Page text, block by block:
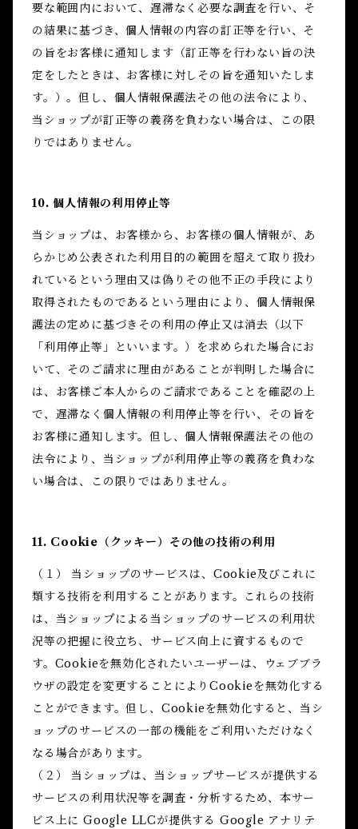
要な範囲内において、遅滞なく必要な調査を行い、そ
の結果に基づき、個人情報の内容の訂正等を行い、そ
の旨をお客様に通知します（訂正等を行わない旨の決
定をしたときは、お客様に対しその旨を通知いたしま
す。）。但し、個人情報保護法その他の法令により、
当ショップが訂正等の義務を負わない場合は、この限
りではありません。
10. 個人情報の利用停止等
当ショップは、お客様から、お客様の個人情報が、あ
らかじめ公表された利用目的の範囲を超えて取り扱わ
れているという理由又は偽りその他不正の手段により
取得されたものであるという理由により、個人情報保
護法の定めに基づきその利用の停止又は消去（以下
「利用停止等」といいます。）を求められた場合にお
いて、そのご請求に理由があることが判明した場合に
は、お客様ご本人からのご請求であることを確認の上
で、遅滞なく個人情報の利用停止等を行い、その旨を
お客様に通知します。但し、個人情報保護法その他の
法令により、当ショップが利用停止等の義務を負わな
い場合は、この限りではありません。
11. Cookie（クッキー）その他の技術の利用
（１） 当ショップのサービスは、Cookie及びこれに
類する技術を利用することがあります。これらの技術
は、当ショップによる当ショップのサービスの利用状
況等の把握に役立ち、サービス向上に資するもので
す。Cookieを無効化されたいユーザーは、ウェブブラ
ウザの設定を変更することによりCookieを無効化する
ことができます。但し、Cookieを無効化すると、当シ
ョップのサービスの一部の機能をご利用いただけなく
なる場合があります。
（２） 当ショップは、当ショップサービスが提供する
サービスの利用状況等を調査・分析するため、本サー
ビス上に Google LLCが提供する Google アナリテ